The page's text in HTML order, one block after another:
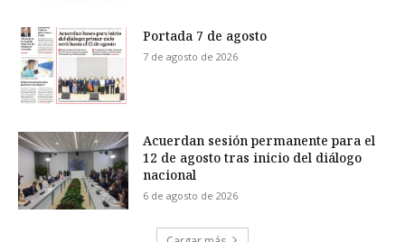
Portada 7 de agosto
7 de agosto de 2026
Acuerdan sesión permanente para el
12 de agosto tras inicio del diálogo
nacional
6 de agosto de 2026